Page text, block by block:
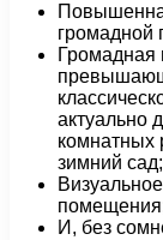
громадной
Громадная
актуально
комнатных
зимний сад;
И, без